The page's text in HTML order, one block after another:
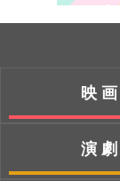
映画
演劇